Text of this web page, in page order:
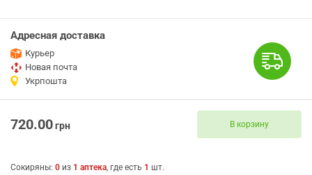
Адресная доставка
Курьер
Новая почта
Укрпошта
720.00грн В корзину
Сокиряны: 0 из 1 аптека, где есть 1 шт.